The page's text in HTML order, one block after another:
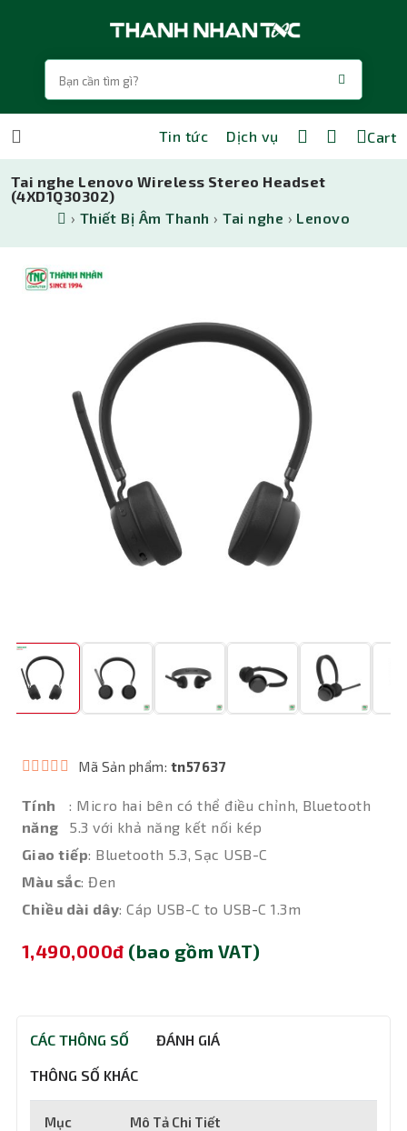
Tin tức Dịch vụ Cart
Tai nghe Lenovo Wireless Stereo Headset
(4XD1Q30302)
› Thiết Bị Âm Thanh ›Tai nghe › Lenovo
Mã Sản phẩm: tn57637
Tính
năng
: Micro hai bên có thể điều chỉnh, Bluetooth
5.3 với khả năng kết nối kép
Giao tiếp: Bluetooth 5.3, Sạc USB-C
Màu sắc: Đen
Chiều dài dây: Cáp USB-C to USB-C 1.3m
1,490,000đ (bao gồm VAT)
CÁC THÔNG SỐ ĐÁNH GIÁ
THÔNG SỐ KHÁC
Mục Mô Tả Chi Tiết